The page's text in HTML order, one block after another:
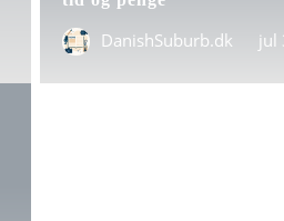
DanishSuburb.dk jul